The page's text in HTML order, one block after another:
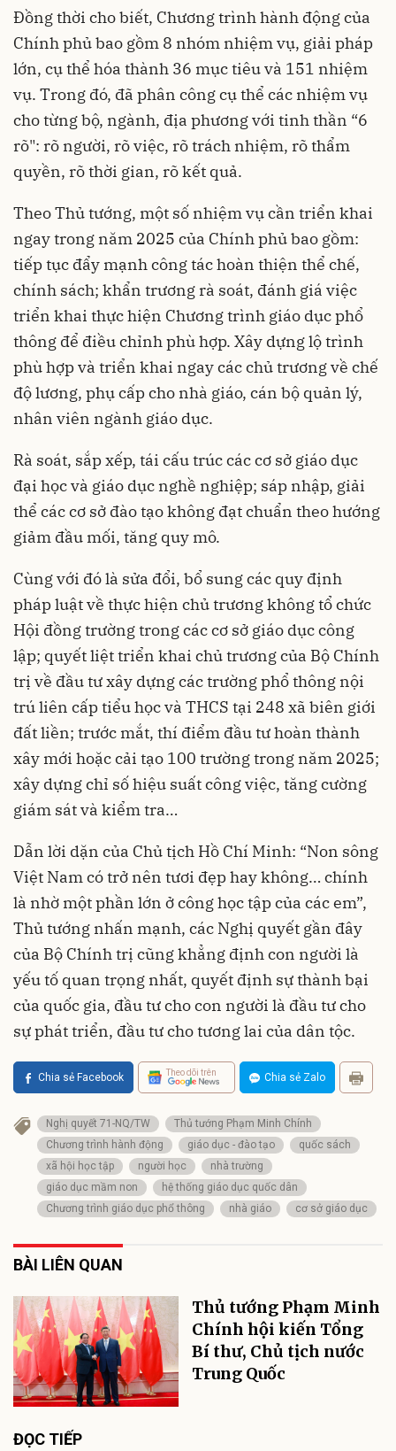
Đồng thời cho biết, Chương trình hành động của
Chính phủ bao gồm 8 nhóm nhiệm vụ, giải pháp
lớn, cụ thể hóa thành 36 mục tiêu và 151 nhiệm
vụ. Trong đó, đã phân công cụ thể các nhiệm vụ
cho từng bộ, ngành, địa phương với tinh thần “6
rõ": rõ người, rõ việc, rõ trách nhiệm, rõ thẩm
quyền, rõ thời gian, rõ kết quả.
Theo Thủ tướng, một số nhiệm vụ cần triển khai
ngay trong năm 2025 của Chính phủ bao gồm:
tiếp tục đẩy mạnh công tác hoàn thiện thể chế,
chính sách; khẩn trương rà soát, đánh giá việc
triển khai thực hiện Chương trình giáo dục phổ
thông để điều chỉnh phù hợp. Xây dựng lộ trình
phù hợp và triển khai ngay các chủ trương về chế
độ lương, phụ cấp cho nhà giáo, cán bộ quản lý,
nhân viên ngành giáo dục.
Rà soát, sắp xếp, tái cấu trúc các cơ sở giáo dục
đại học và giáo dục nghề nghiệp; sáp nhập, giải
thể các cơ sở đào tạo không đạt chuẩn theo hướng
giảm đầu mối, tăng quy mô.
Cùng với đó là sửa đổi, bổ sung các quy định
pháp luật về thực hiện chủ trương không tổ chức
Hội đồng trường trong các cơ sở giáo dục công
lập; quyết liệt triển khai chủ trương của Bộ Chính
trị về đầu tư xây dựng các trường phổ thông nội
trú liên cấp tiểu học và THCS tại 248 xã biên giới
đất liền; trước mắt, thí điểm đầu tư hoàn thành
xây mới hoặc cải tạo 100 trường trong năm 2025;
xây dựng chỉ số hiệu suất công việc, tăng cường
giám sát và kiểm tra…
Dẫn lời dặn của Chủ tịch Hồ Chí Minh: “Non sông
Việt Nam có trở nên tươi đẹp hay không… chính
là nhờ một phần lớn ở công học tập của các em”,
Thủ tướng nhấn mạnh, các Nghị quyết gần đây
của Bộ Chính trị cũng khẳng định con người là
yếu tố quan trọng nhất, quyết định sự thành bại
của quốc gia, đầu tư cho con người là đầu tư cho
sự phát triển, đầu tư cho tương lai của dân tộc.
Chia sẻ Facebook Theo dõi trên Chia sẻ Zalo
Nghị quyết 71-NQ/TW
Thủ tướng Phạm Minh Chính
Chương trình hành động
giáo dục - đào tạo
quốc sách
xã hội học tập
người học
nhà trường
giáo dục mầm non
hệ thống giáo dục quốc dân
Chương trình giáo dục phổ thông
nhà giáo cơ sở giáo dục
BÀI LIÊN QUAN
Thủ tướng Phạm Minh
Chính hội kiến Tổng
Bí thư, Chủ tịch nước
Trung Quốc
ĐỌC TIẾP